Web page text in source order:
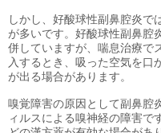
しかし、好酸球性副鼻腔炎で
が多いです。好酸球性副鼻腔
併していますが、喘息治療で
入するとき、吸った空気を口
が出る場合があります。
嗅覚障害の原因として副鼻腔
ィルスによる嗅神経の障害で